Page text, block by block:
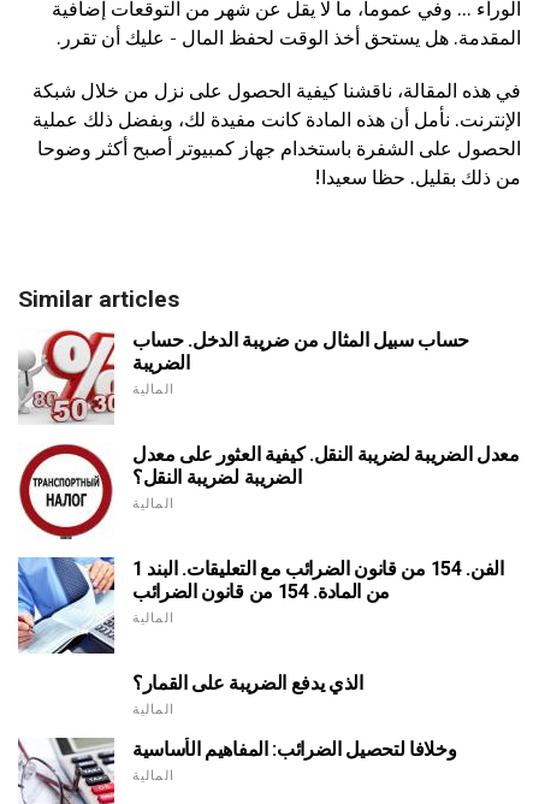
الوراء ... وفي عموما، ما لا يقل عن شهر من التوقعات إضافية
المقدمة. هل يستحق أخذ الوقت لحفظ المال - عليك أن تقرر.
في هذه المقالة، ناقشنا كيفية الحصول على نزل من خلال شبكة
الإنترنت. نأمل أن هذه المادة كانت مفيدة لك، وبفضل ذلك عملية
الحصول على الشفرة باستخدام جهاز كمبيوتر أصبح أكثر وضوحا
من ذلك بقليل. حظا سعيدا!
Similar articles
حساب سبيل المثال من ضريبة الدخل. حساب
الضريبة
المالية
معدل الضريبة لضريبة النقل. كيفية العثور على معدل
الضريبة لضريبة النقل؟
المالية
الفن. 154 من قانون الضرائب مع التعليقات. البند 1
من المادة. 154 من قانون الضرائب
المالية
الذي يدفع الضريبة على القمار؟
المالية
وخلافا لتحصيل الضرائب: المفاهيم الأساسية
المالية